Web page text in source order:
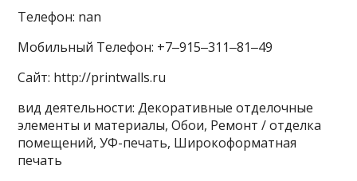
Телефон: nan
Мобильный Телефон: +7‒915‒311‒81‒49
Сайт: http://printwalls.ru
вид деятельности: Декоративные отделочные
элементы и материалы, Обои, Ремонт / отделка
помещений, УФ-печать, Широкоформатная
печать